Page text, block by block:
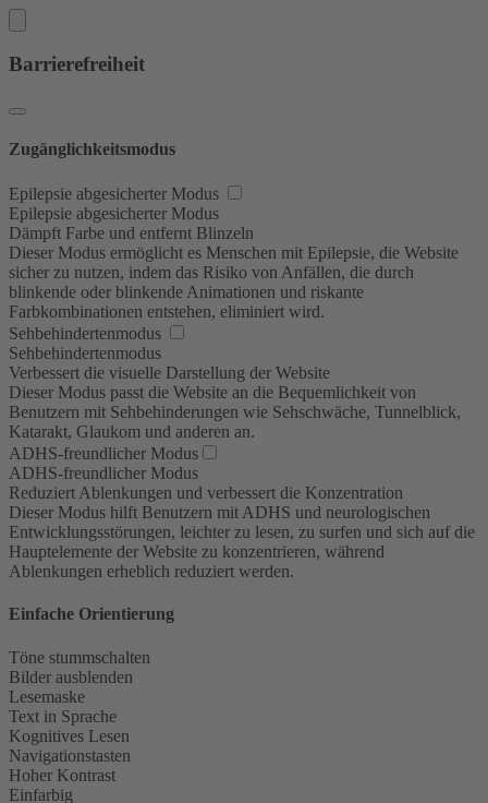
Barrierefreiheit
Zugänglichkeitsmodus
Epilepsie abgesicherter Modus
Epilepsie abgesicherter Modus
Dämpft Farbe und entfernt Blinzeln
Dieser Modus ermöglicht es Menschen mit Epilepsie, die Website
sicher zu nutzen, indem das Risiko von Anfällen, die durch
blinkende oder blinkende Animationen und riskante
Farbkombinationen entstehen, eliminiert wird.
Sehbehindertenmodus
Sehbehindertenmodus
Verbessert die visuelle Darstellung der Website
Dieser Modus passt die Website an die Bequemlichkeit von
Benutzern mit Sehbehinderungen wie Sehschwäche, Tunnelblick,
Katarakt, Glaukom und anderen an.
ADHS-freundlicher Modus
ADHS-freundlicher Modus
Reduziert Ablenkungen und verbessert die Konzentration
Dieser Modus hilft Benutzern mit ADHS und neurologischen
Entwicklungsstörungen, leichter zu lesen, zu surfen und sich auf die
Hauptelemente der Website zu konzentrieren, während
Ablenkungen erheblich reduziert werden.
Einfache Orientierung
Töne stummschalten
Bilder ausblenden
Lesemaske
Text in Sprache
Kognitives Lesen
Navigationstasten
Hoher Kontrast
Einfarbig